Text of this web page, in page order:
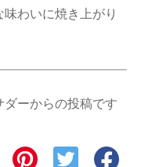
わいに焼き上がり
ダーからの投稿です